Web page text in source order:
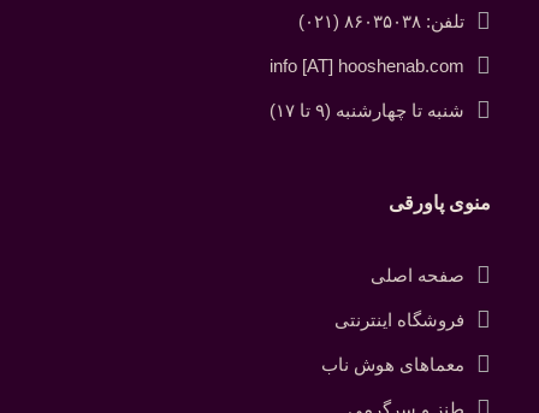
تلفن: ۸۶۰۳۵۰۳۸ (۰۲۱)
info [AT] hooshenab.com
شنبه تا چهارشنبه (۹ تا ۱۷)
منوی پاورقی
صفحه اصلی
فروشگاه اینترنتی
معماهای هوش ناب
طنز و سرگرمی